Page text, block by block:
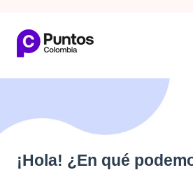
¡Hola! ¿En qué